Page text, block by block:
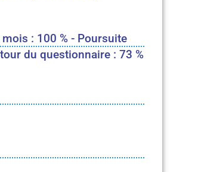
: 100 % - Poursuite
du questionnaire : 73 %